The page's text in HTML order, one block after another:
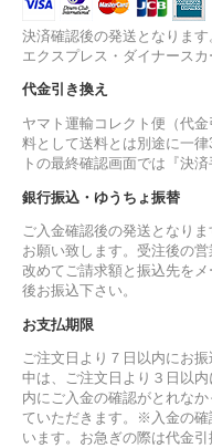
決済確認後の発送となりま
エクスプレス・ダイナースカ
代金引き換え
ヤマト運輸コレクト便（代
料として送料とは別途に一
トの最終確認画面では『決
銀行振込・ゆうちょ振替
ご入金確認後の発送となり
お願い致します。受注後の
改めてご請求額と振込先を
後お振込下さい。
お支払期限
ご注文日より７日以内にお
中は、ご注文日より３日以
内にご入金の確認がとれな
ていただきます。※入金の確
います。お急ぎの際は代金